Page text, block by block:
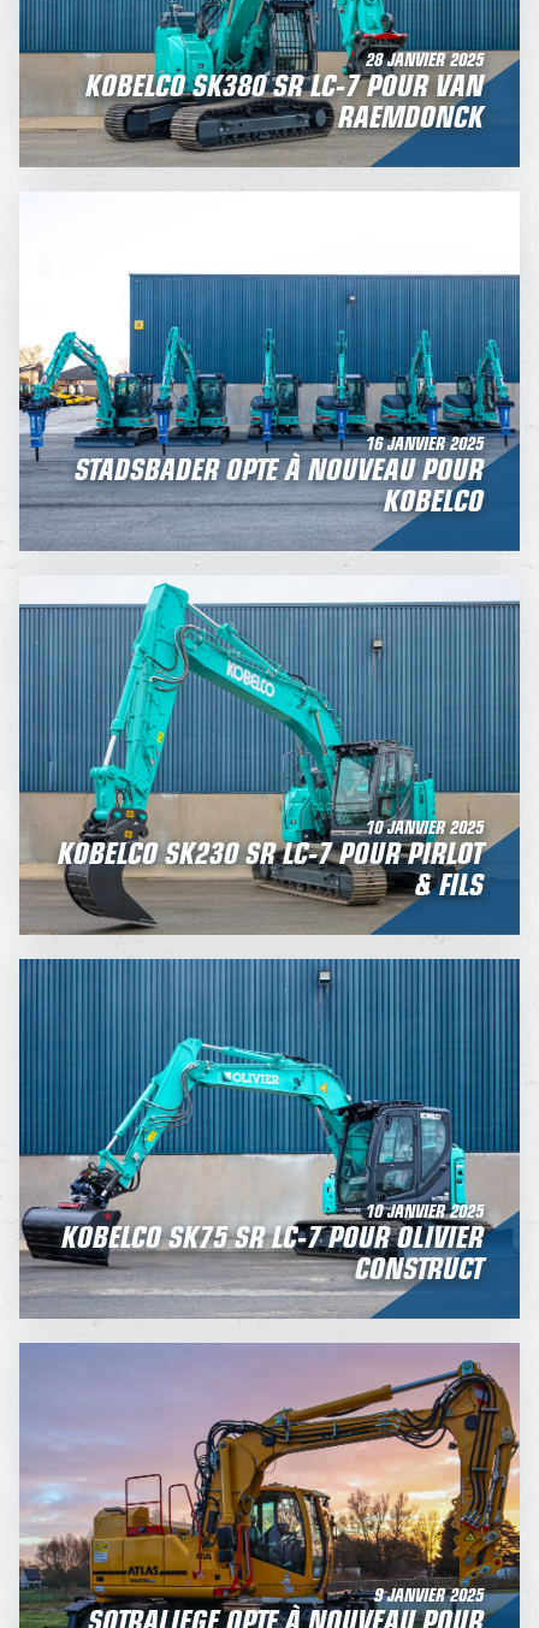
28 JANVIER 2025
KOBELCO SK380 SR LC-7 POUR VAN
RAEMDONCK
16 JANVIER 2025
STADSBADER OPTE À NOUVEAU POUR
KOBELCO
10 JANVIER 2025
KOBELCO SK230 SR LC-7 POUR PIRLOT
& FILS
10 JANVIER 2025
KOBELCO SK75 SR LC-7 POUR OLIVIER
CONSTRUCT
9 JANVIER 2025
SOTRALIEGE OPTE À NOUVEAU POUR